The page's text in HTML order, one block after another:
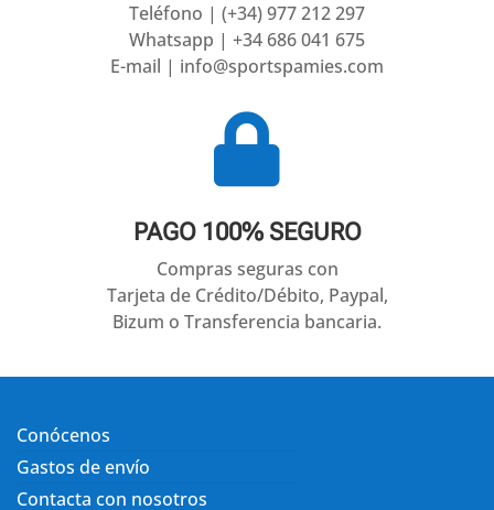
Teléfono | (+34) 977 212 297
Whatsapp | +34 686 041 675
E-mail | info@sportspamies.com

PAGO 100% SEGURO
Compras seguras con
Tarjeta de Crédito/Débito, Paypal,
Bizum o Transferencia bancaria.
Conócenos
Gastos de envío
Contacta con nosotros